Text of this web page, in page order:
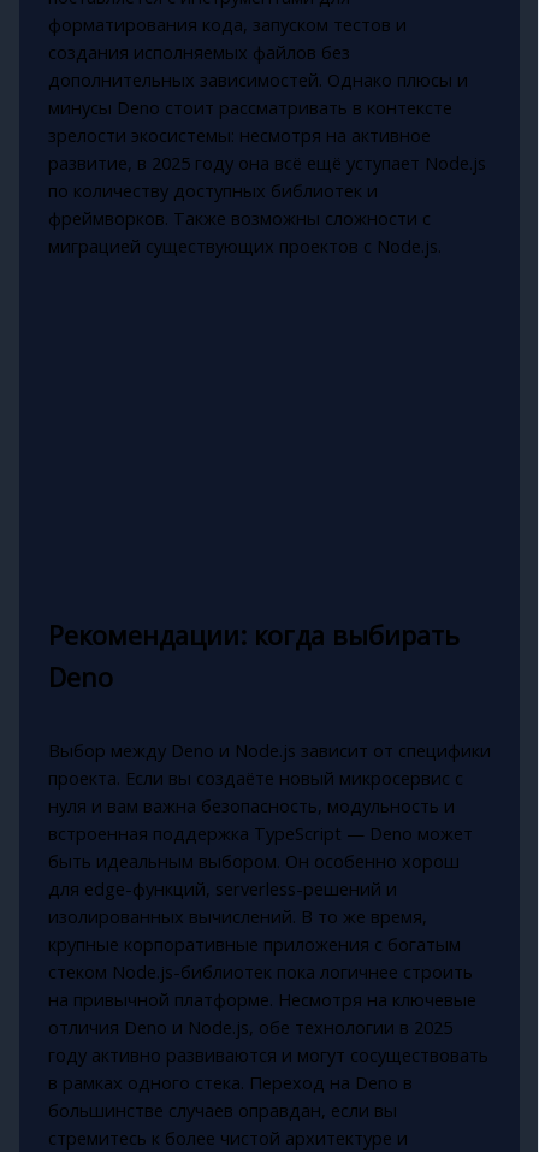
форматирования кода, запуском тестов и
создания исполняемых файлов без
дополнительных зависимостей. Однако плюсы и
минусы Deno стоит рассматривать в контексте
зрелости экосистемы: несмотря на активное
развитие, в 2025 году она всё ещё уступает Node.js
по количеству доступных библиотек и
фреймворков. Также возможны сложности с
миграцией существующих проектов с Node.js.
Рекомендации: когда выбирать
Deno
Выбор между Deno и Node.js зависит от специфики
проекта. Если вы создаёте новый микросервис с
нуля и вам важна безопасность, модульность и
встроенная поддержка TypeScript — Deno может
быть идеальным выбором. Он особенно хорош
для edge-функций, serverless-решений и
изолированных вычислений. В то же время,
крупные корпоративные приложения с богатым
стеком Node.js-библиотек пока логичнее строить
на привычной платформе. Несмотря на ключевые
отличия Deno и Node.js, обе технологии в 2025
году активно развиваются и могут сосуществовать
в рамках одного стека. Переход на Deno в
большинстве случаев оправдан, если вы
стремитесь к более чистой архитектуре и